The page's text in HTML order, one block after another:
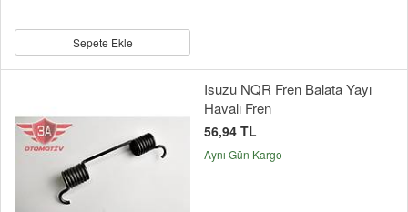
Sepete Ekle
Isuzu NQR Fren Balata Yayı
Havalı Fren
56,94 TL
Aynı Gün Kargo